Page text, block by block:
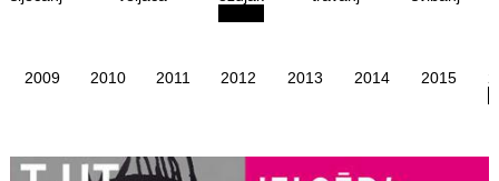
2009 2010 2011 2012 2013 2014 2015